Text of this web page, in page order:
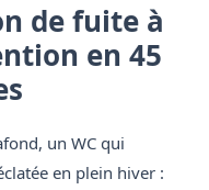
de fuite à
en 45
un WC qui
en plein hiver :